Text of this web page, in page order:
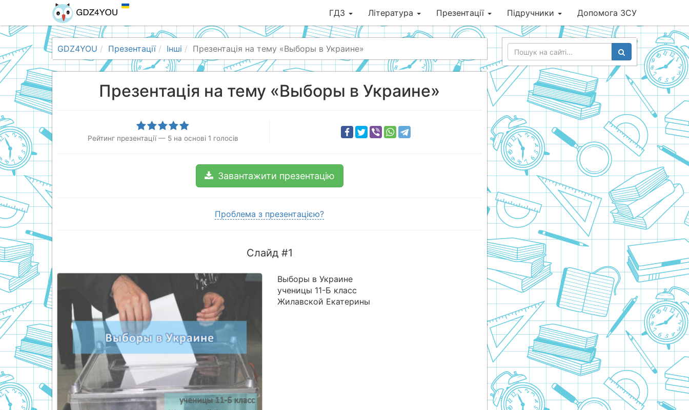
ГДЗ Література Презентації Підручники Допомога ЗСУ
GDZ4YOU Презентації Інші Презентація на тему «Выборы в Украине»
Презентація на тему «Выборы в Украине»
Рейтинг презентації — 5 на основі 1 голосів
Завантажити презентацію
Проблема з презентацією?
Слайд #1
Выборы в Украине
ученицы 11-Б класс
Жилавской Екатерины